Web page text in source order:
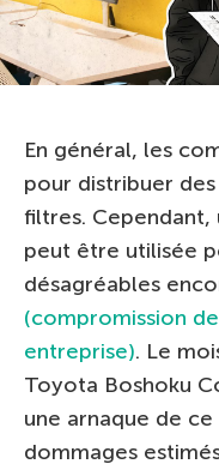
En général, les
pour distribuer
filtres.
peut être utilisée
désagréables
(compromission
entreprise). Le
Toyota Boshoku
une arnaque de
dommages